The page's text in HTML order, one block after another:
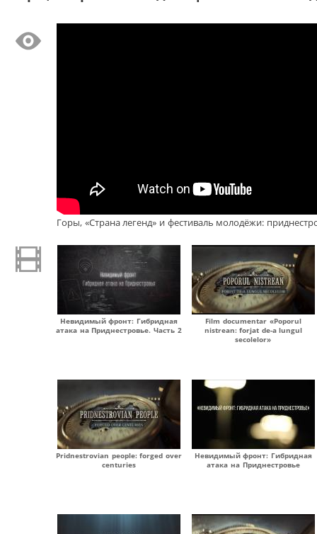
Горы, «Страна легенд» и фестиваль молодёжи:
Невидимый фронт: Гибридная
атака на Приднестровье. Часть 2
Film documentar «Poporul
nistrean: forjat de-a lungul
secolelor»
Pridnestrovian people: forged over
centuries
Невидимый фронт: Гибридная
атака на Приднестровье